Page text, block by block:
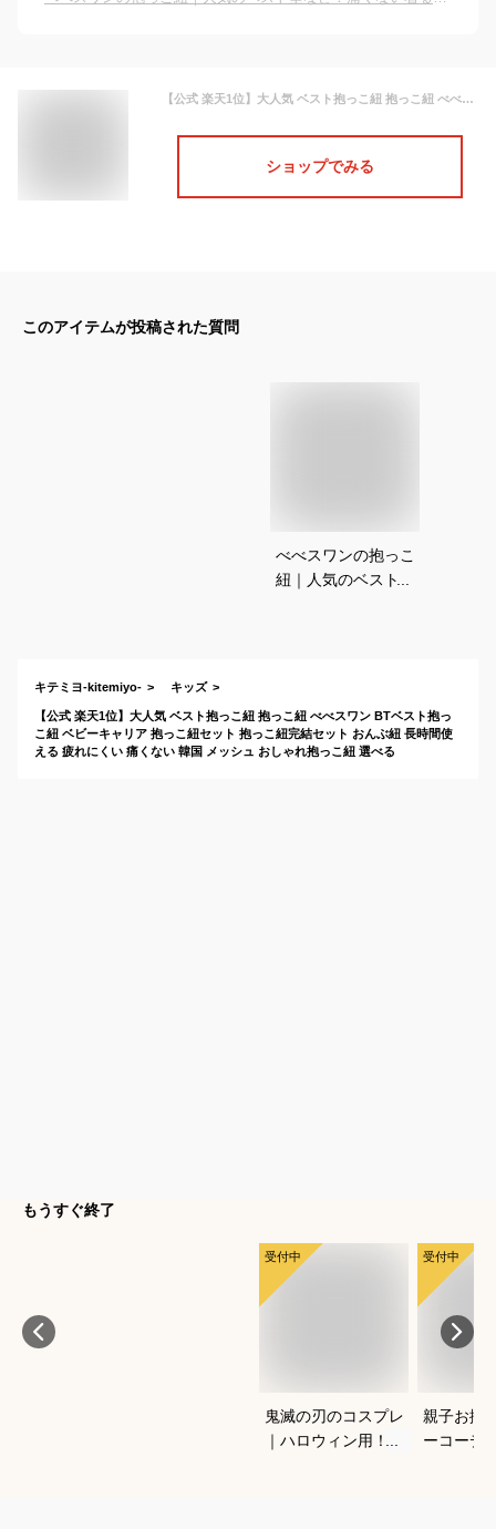
【公式 楽天1位】大人気 ベスト抱っこ紐 抱っこ紐 べべスワン BTベスト抱っこ紐 ベビーキャリア 抱っこ紐セット 抱っこ紐完結セット おんぶ紐 長時間使える 疲れにくい 痛くない 韓国 メッシュ おしゃれ抱っこ紐 選べる
ショップでみる
このアイテムが投稿された質問
べべスワンの抱っこ
紐｜人気のベスト型
キテミヨ-kitemiyo- キッズ
【公式 楽天1位】大人気 ベスト抱っこ紐 抱っこ紐 べべスワン BTベスト抱っ
こ紐 ベビーキャリア 抱っこ紐セット 抱っこ紐完結セット おんぶ紐 長時間使
える 疲れにくい 痛くない 韓国 メッシュ おしゃれ抱っこ紐 選べる
もうすぐ終了
受付中
鬼滅の刃のコスプレ
｜ハロウィン用！キ
受付中
親子お揃
ーコーデ